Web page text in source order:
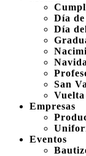
Día
Día
San
Empresas
Eventos